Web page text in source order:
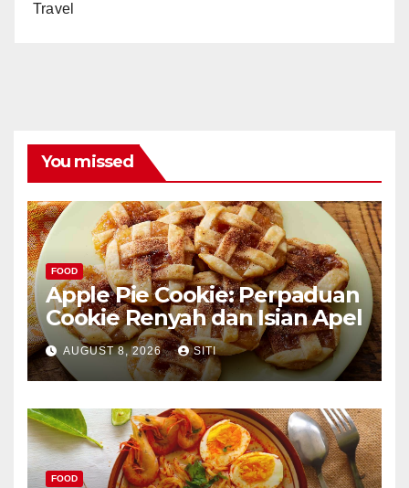
Travel
You missed
FOOD
Apple Pie Cookie: Perpaduan
Cookie Renyah dan Isian Apel
AUGUST 8, 2026 SITI
FOOD